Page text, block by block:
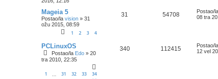
Mageia 5
Postao/la vision » 31
ožu 2015, 08:59
1 2 3 4
31 54708
Postao/
08 tra
PCLinuxOS
Postao/la Edo » 20
tra 2010, 22:35
1 31 32 33
34
340 112415
Postao/
12 vel